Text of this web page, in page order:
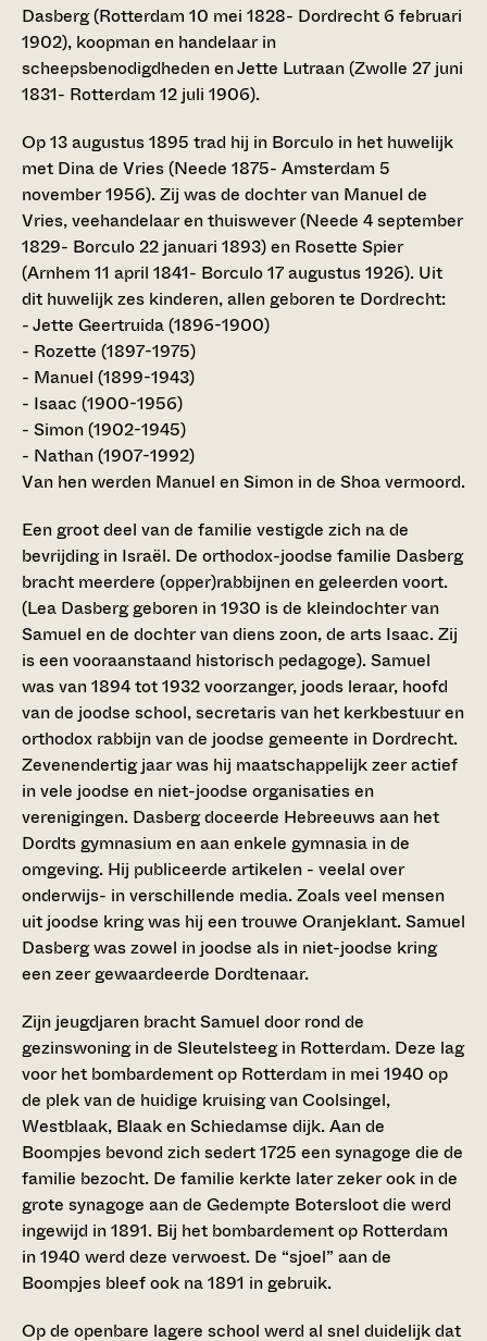
Dasberg (Rotterdam 10 mei 1828- Dordrecht 6 februari
1902), koopman en handelaar in
scheepsbenodigdheden en Jette Lutraan (Zwolle 27 juni
1831- Rotterdam 12 juli 1906).
Op 13 augustus 1895 trad hij in Borculo in het huwelijk
met Dina de Vries (Neede 1875- Amsterdam 5
november 1956). Zij was de dochter van Manuel de
Vries, veehandelaar en thuiswever (Neede 4 september
1829- Borculo 22 januari 1893) en Rosette Spier
(Arnhem 11 april 1841- Borculo 17 augustus 1926). Uit
dit huwelijk zes kinderen, allen geboren te Dordrecht:
- Jette Geertruida (1896-1900)
- Rozette (1897-1975)
- Manuel (1899-1943)
- Isaac (1900-1956)
- Simon (1902-1945)
- Nathan (1907-1992)
Van hen werden Manuel en Simon in de Shoa vermoord.
Een groot deel van de familie vestigde zich na de
bevrijding in Israël. De orthodox-joodse familie Dasberg
bracht meerdere (opper)rabbijnen en geleerden voort.
(Lea Dasberg geboren in 1930 is de kleindochter van
Samuel en de dochter van diens zoon, de arts Isaac. Zij
is een vooraanstaand historisch pedagoge). Samuel
was van 1894 tot 1932 voorzanger, joods leraar, hoofd
van de joodse school, secretaris van het kerkbestuur en
orthodox rabbijn van de joodse gemeente in Dordrecht.
Zevenendertig jaar was hij maatschappelijk zeer actief
in vele joodse en niet-joodse organisaties en
verenigingen. Dasberg doceerde Hebreeuws aan het
Dordts gymnasium en aan enkele gymnasia in de
omgeving. Hij publiceerde artikelen - veelal over
onderwijs- in verschillende media. Zoals veel mensen
uit joodse kring was hij een trouwe Oranjeklant. Samuel
Dasberg was zowel in joodse als in niet-joodse kring
een zeer gewaardeerde Dordtenaar.
Zijn jeugdjaren bracht Samuel door rond de
gezinswoning in de Sleutelsteeg in Rotterdam. Deze lag
voor het bombardement op Rotterdam in mei 1940 op
de plek van de huidige kruising van Coolsingel,
Westblaak, Blaak en Schiedamse dijk. Aan de
Boompjes bevond zich sedert 1725 een synagoge die de
familie bezocht. De familie kerkte later zeker ook in de
grote synagoge aan de Gedempte Botersloot die werd
ingewijd in 1891. Bij het bombardement op Rotterdam
in 1940 werd deze verwoest. De “sjoel” aan de
Boompjes bleef ook na 1891 in gebruik.
Op de openbare lagere school werd al snel duidelijk dat